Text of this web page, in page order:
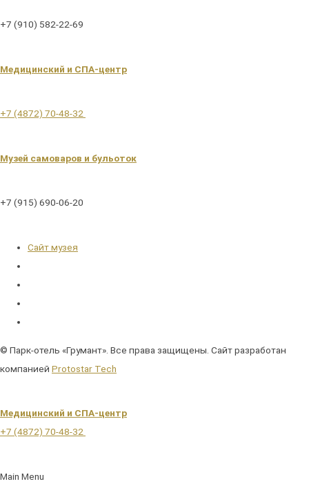
+7 (910) 582-22-69
Медицинский и СПА-центр
+7 (4872) 70-48-32
Музей самоваров и бульоток
+7 (915) 690-06-20
Сайт музея
© Парк-отель «Грумант». Все права защищены. Сайт разработан
компанией Protostar Tech
Медицинский и СПА-центр
+7 (4872) 70-48-32
Main Menu